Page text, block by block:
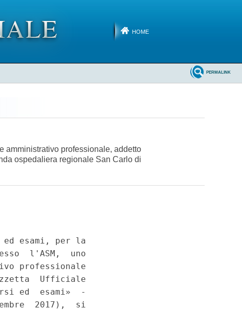
HOME
PERMALINK
amministrativo professionale, addetto
ospedaliera regionale San Carlo di